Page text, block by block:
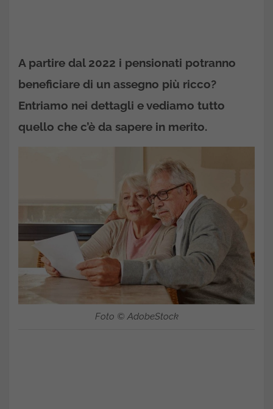
A partire dal 2022 i pensionati potranno
beneficiare di un assegno più ricco?
Entriamo nei dettagli e vediamo tutto
quello che c’è da sapere in merito.
Foto © AdobeStock